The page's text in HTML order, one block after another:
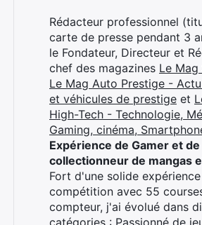
Rédacteur professionnel
carte de presse pendant 3
le Fondateur, Directeur et
chef des magazines Le
Le Mag Auto Prestige -
et véhicules de prestige et
High-Tech - Technologie,
Gaming, cinéma,
Expérience de Gamer et de
collectionneur de mangas
Fort d'une solide
compétition avec 55
compteur, j'ai évolué dans
catégories : Passionné de